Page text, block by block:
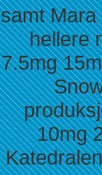
samt
hellere
7.5mg
10mg